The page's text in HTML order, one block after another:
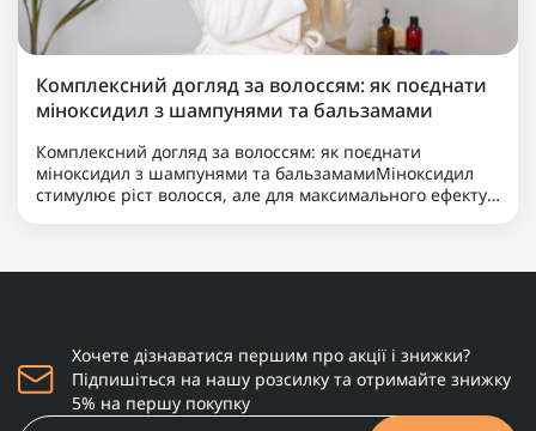
Комплексний догляд за волоссям: як поєднати
міноксидил з шампунями та бальзамами
Комплексний догляд за волоссям: як поєднати
міноксидил з шампунями та бальзамамиМіноксидил
стимулює ріст волосся, але для максимального ефекту
Хочете дізнаватися першим про акції і знижки?
Підпишіться на нашу розсилку та отримайте знижку
5% на першу покупку